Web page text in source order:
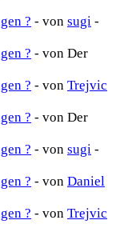
? - von sugi -
? - von Der
? - von Trejvic
? - von Der
? - von sugi -
? - von Daniel
? - von Trejvic